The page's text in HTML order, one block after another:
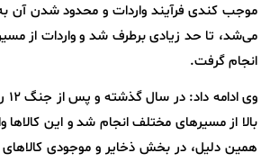
موجب کندی فرآیند واردات و محدود شدن
می‌شد، تا حد زیادی برطرف شد و واردات از
انجام گرفت.
بالا از مسیرهای مختلف انجام شد و این
همین دلیل، در بخش ذخایر و موجودی